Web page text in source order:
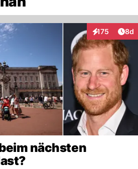
175
Interaktionen
8d
nächsten